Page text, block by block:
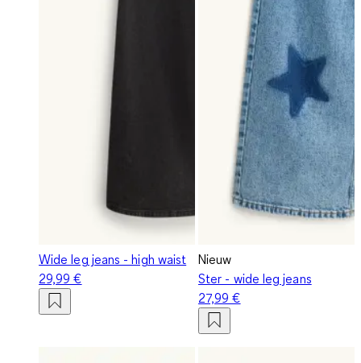
Wide leg jeans - high waist
29,99 €
Nieuw
Ster - wide leg jeans
27,99 €